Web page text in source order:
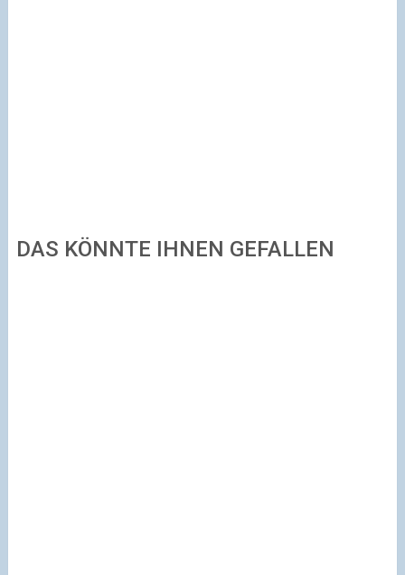
DAS KÖNNTE IHNEN GEFALLEN